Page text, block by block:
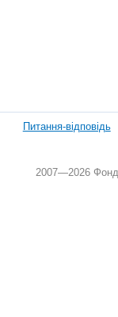
Питання-відповідь
2007—2026